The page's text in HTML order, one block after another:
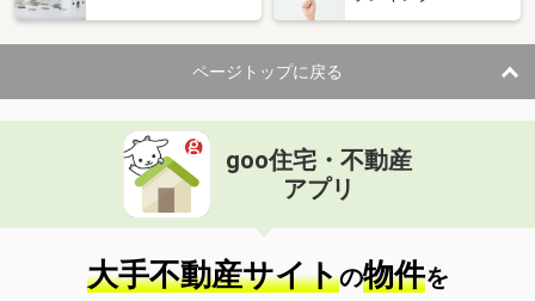
ページトップに戻る
goo住宅・不動産
アプリ
大手不動産サイトの物件を